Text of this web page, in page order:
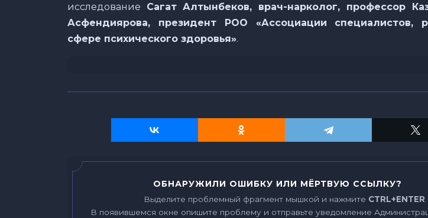
исследование Сагат Алтынбеков, врач-нарколог, профессор
Асфендиярова, президент РОО «Ассоциации специалистов,
сфере психического здоровья».
ОБНАРУЖИЛИ ОШИБКУ ИЛИ МЁРТВУЮ ССЫЛКУ?
Выделите проблемный фрагмент мышкой и нажмите CTRL+ENTER
В появившемся окне опишите проблему и отправьте уведомление